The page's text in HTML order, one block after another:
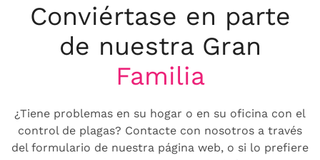
Conviértase en parte
de nuestra Gran
Familia
¿Tiene problemas en su hogar o en su oficina con el
control de plagas? Contacte con nosotros a través
del formulario de nuestra página web, o si lo prefiere